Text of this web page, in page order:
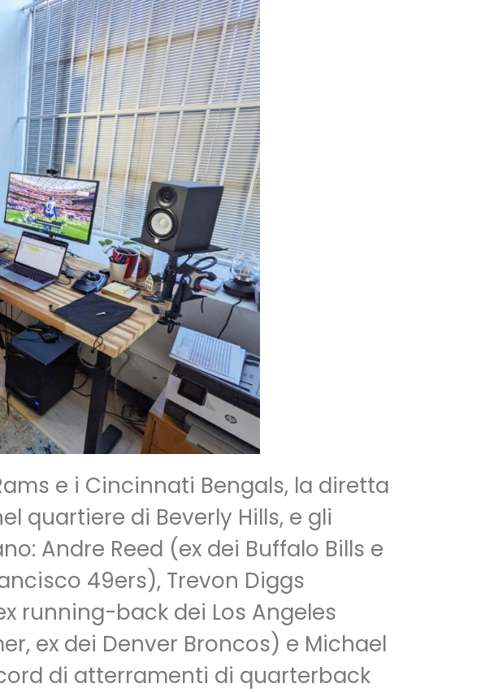
e i Cincinnati Bengals, la diretta
quartiere di Beverly Hills, e gli
Andre Reed (ex dei Buffalo Bills e
49ers), Trevon Diggs
running-back dei Los Angeles
ex dei Denver Broncos) e Michael
di atterramenti di quarterback